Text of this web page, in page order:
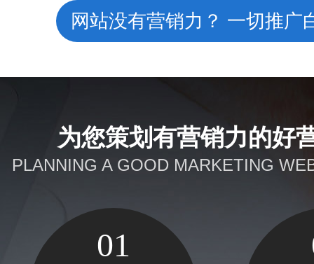
网站没有营销力？ 一切推广
为您策划有营销力的好
PLANNING A GOOD MARKETING
01